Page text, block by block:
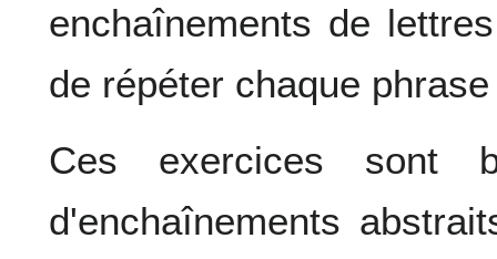
enchaînements de
de répéter chaque
Ces exercices sont
d'enchaînements